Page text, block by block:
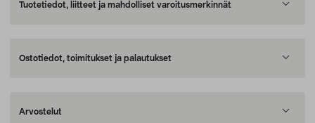
Tuotetiedot, liitteet ja mahdolliset varoitusmerkinnät
Ostotiedot, toimitukset ja palautukset
Arvostelut